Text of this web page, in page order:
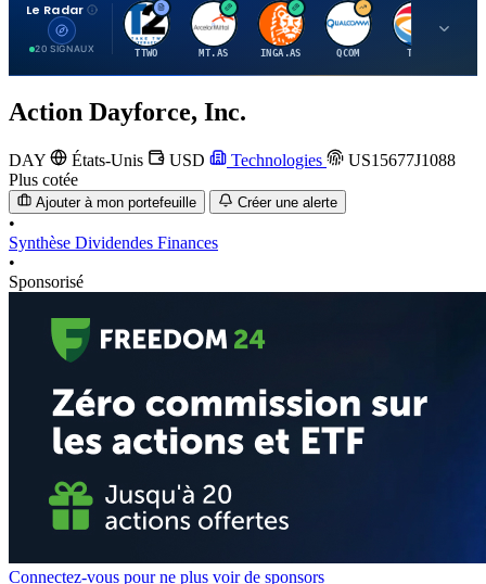
Le Radar
20 SIGNAUX
T
TTWO
A
MT.AS
I
INGA.AS
Q
QCOM
T
TTE
Action Dayforce, Inc.
DAY États-Unis USD Technologies
US15677J1088
Plus cotée
Ajouter à mon portefeuille Créer une alerte
•
Synthèse Dividendes Finances
•
Sponsorisé
Connectez-vous pour ne plus voir de sponsors